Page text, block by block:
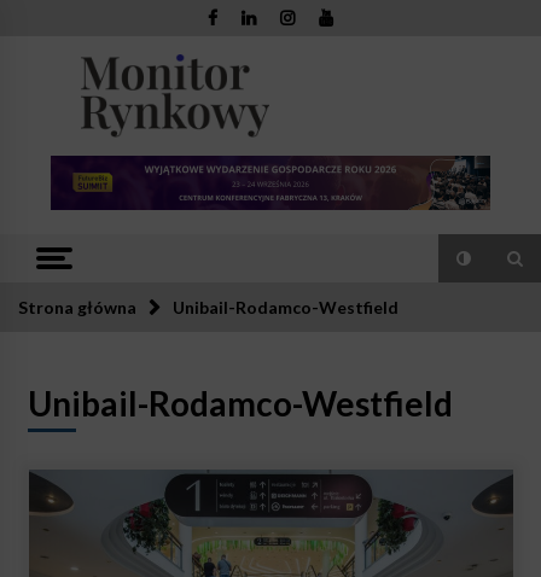
Monitor
Rynkowy
Strona główna Unibail-Rodamco-Westfield
Unibail-Rodamco-Westfield